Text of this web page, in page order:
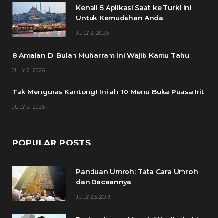
b
t
a
e
Kenali 5 Aplikasi Saat ke Turki ini
Untuk Kemudahan Anda
JULY 2, 2026
8 Amalan Di Bulan Muharram Ini Wajib Kamu Tahu
JULY 2, 2026
Tak Menguras Kantong! Inilah 10 Menu Buka Puasa Irit
JULY 2, 2026
POPULAR POSTS
Panduan Umroh: Tata Cara Umroh
dan Bacaannya
JULY 23, 2019